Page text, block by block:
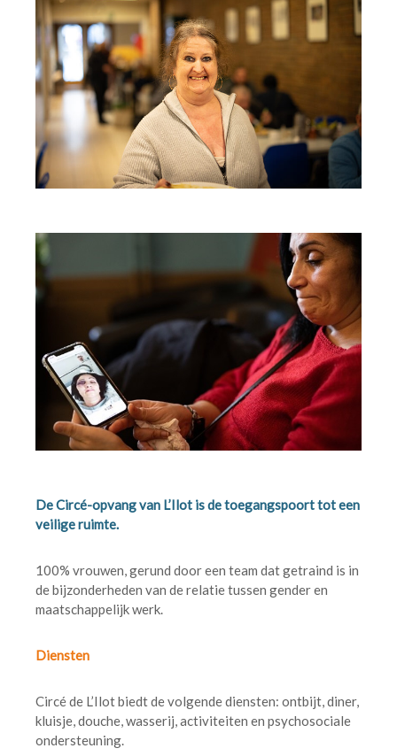
De Circé-opvang van L’Ilot is de toegangspoort tot een
veilige ruimte.
100% vrouwen, gerund door een team dat getraind is in
de bijzonderheden van de relatie tussen gender en
maatschappelijk werk.
Diensten
Circé de L’Ilot biedt de volgende diensten: ontbijt, diner,
kluisje, douche, wasserij, activiteiten en psychosociale
ondersteuning.